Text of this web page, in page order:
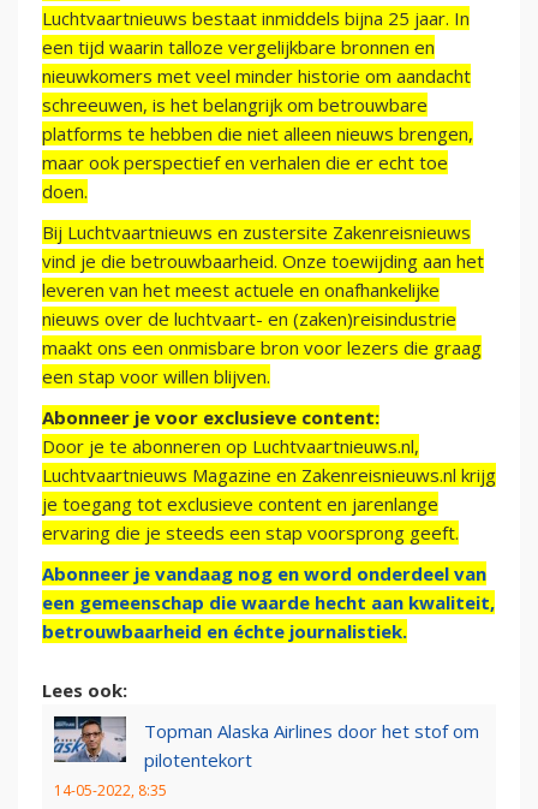
Luchtvaartnieuws bestaat inmiddels bijna 25 jaar. In
een tijd waarin talloze vergelijkbare bronnen en
nieuwkomers met veel minder historie om aandacht
schreeuwen, is het belangrijk om betrouwbare
platforms te hebben die niet alleen nieuws brengen,
maar ook perspectief en verhalen die er echt toe
doen.
Bij Luchtvaartnieuws en zustersite Zakenreisnieuws
vind je die betrouwbaarheid. Onze toewijding aan het
leveren van het meest actuele en onafhankelijke
nieuws over de luchtvaart- en (zaken)reisindustrie
maakt ons een onmisbare bron voor lezers die graag
een stap voor willen blijven.
Abonneer je voor exclusieve content:
Door je te abonneren op Luchtvaartnieuws.nl,
Luchtvaartnieuws Magazine en Zakenreisnieuws.nl krijg
je toegang tot exclusieve content en jarenlange
ervaring die je steeds een stap voorsprong geeft.
Abonneer je vandaag nog en word onderdeel van
een gemeenschap die waarde hecht aan kwaliteit,
betrouwbaarheid en échte journalistiek.
Lees ook:
Topman Alaska Airlines door het stof om
pilotentekort
14-05-2022, 8:35